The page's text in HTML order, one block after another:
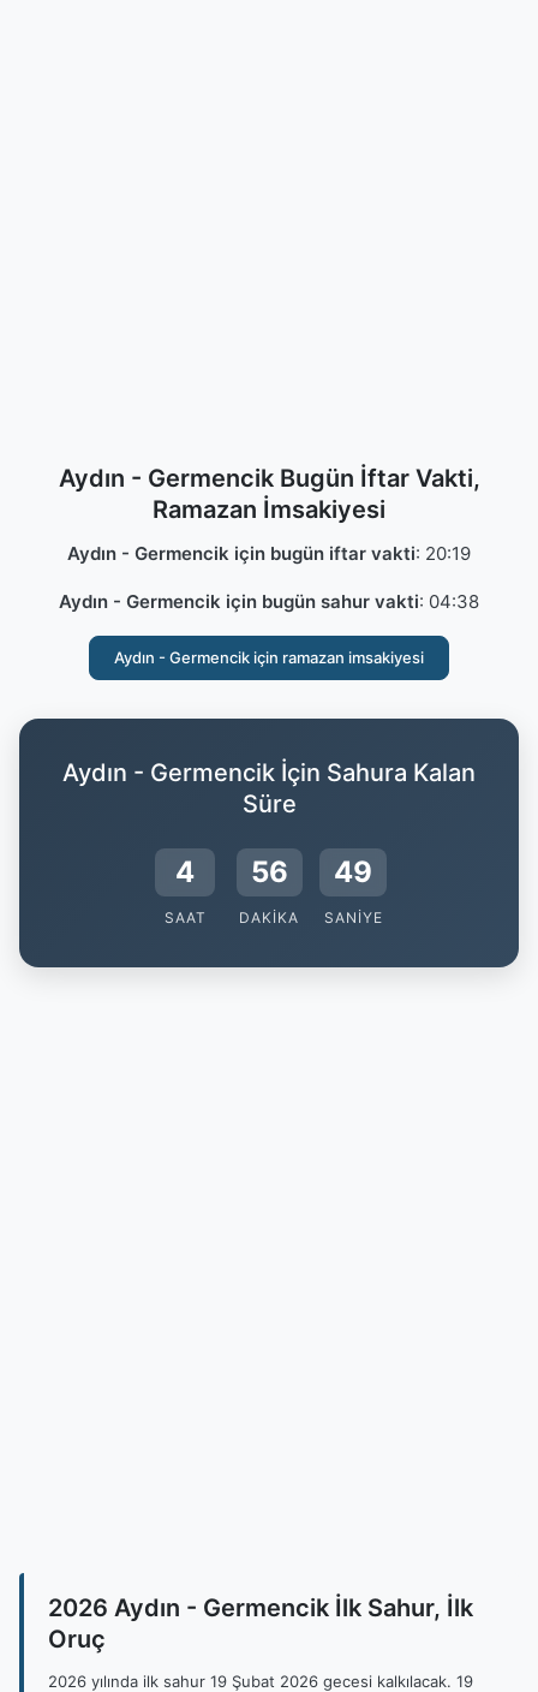
Aydın - Germencik Bugün İftar Vakti,
Ramazan İmsakiyesi
Aydın - Germencik için bugün iftar vakti: 20:19
Aydın - Germencik için bugün sahur vakti: 04:38
Aydın - Germencik için ramazan imsakiyesi
Aydın - Germencik İçin Sahura Kalan
Süre
4
SAAT
56
DAKIKA
48
SANIYE
2026 Aydın - Germencik İlk Sahur, İlk
Oruç
2026 yılında ilk sahur 19 Şubat 2026 gecesi kalkılacak. 19